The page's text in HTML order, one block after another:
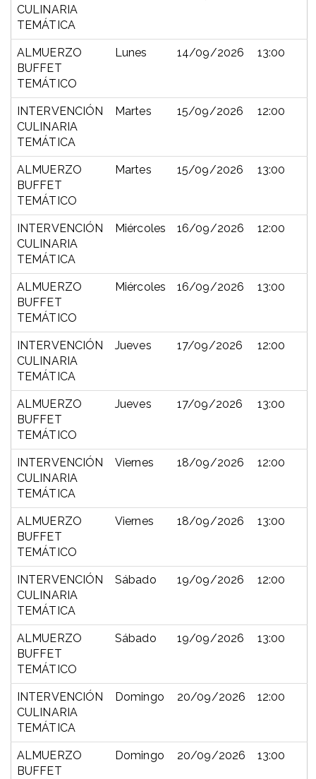
CULINARIA
TEMÁTICA
ALMUERZO
BUFFET
TEMÁTICO
Lunes 14/09/2026 13:00
INTERVENCIÓN
CULINARIA
TEMÁTICA
Martes 15/09/2026 12:00
ALMUERZO
BUFFET
TEMÁTICO
Martes 15/09/2026 13:00
INTERVENCIÓN
CULINARIA
TEMÁTICA
Miércoles 16/09/2026 12:00
ALMUERZO
BUFFET
TEMÁTICO
Miércoles 16/09/2026 13:00
INTERVENCIÓN
CULINARIA
TEMÁTICA
Jueves 17/09/2026 12:00
ALMUERZO
BUFFET
TEMÁTICO
Jueves 17/09/2026 13:00
INTERVENCIÓN
CULINARIA
TEMÁTICA
Viernes 18/09/2026 12:00
ALMUERZO
BUFFET
TEMÁTICO
Viernes 18/09/2026 13:00
INTERVENCIÓN
CULINARIA
TEMÁTICA
Sábado 19/09/2026 12:00
ALMUERZO
BUFFET
TEMÁTICO
Sábado 19/09/2026 13:00
INTERVENCIÓN
CULINARIA
TEMÁTICA
Domingo 20/09/2026 12:00
ALMUERZO
BUFFET
Domingo 20/09/2026 13:00